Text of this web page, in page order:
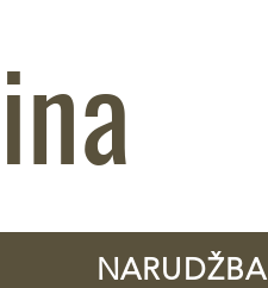
NARUDŽBA